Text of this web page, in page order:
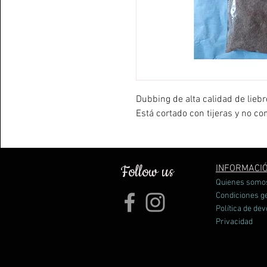
Dubbing de alta calidad de
Está cortado con tijeras y no
Follow us
Quienes
Condiciones
Política de
Privacidad